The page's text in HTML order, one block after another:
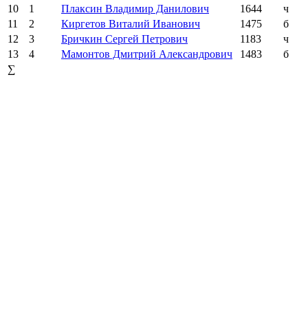
10
1 Плаксин Владимир Данилович 1644
ч
11
2 Киргетов Виталий Иванович 1475
б
12
3 Бричкин Сергей Петрович 1183
ч
13
4 Мамонтов Дмитрий Александрович 1483
б
∑